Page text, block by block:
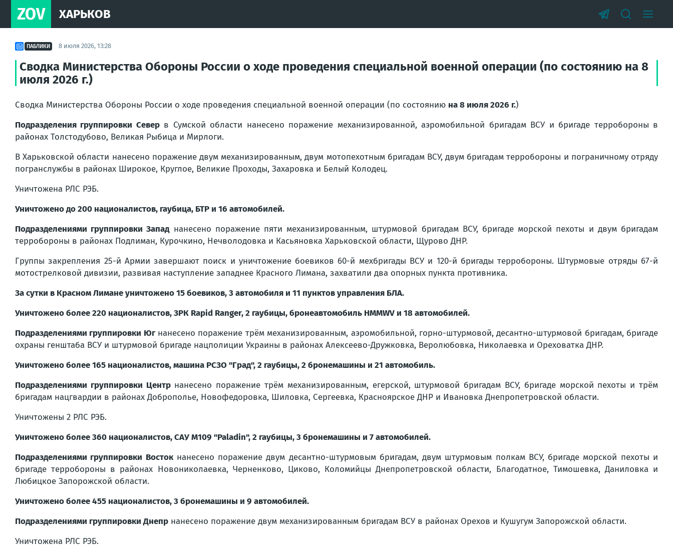
ZOV ХАРЬКОВ
ПАБЛИКИ 8 июля 2026, 13:28
Сводка Министерства Обороны России о ходе проведения специальной военной операции (по состоянию на 8
июля 2026 г.)
Сводка Министерства Обороны России о ходе проведения специальной военной операции (по состоянию на 8 июля 2026 г.)
Подразделения группировки Северв Сумской области нанесено поражение механизированной, аэромобильной бригадам ВСУ и бригаде терробороны в
районах Толстодубово, Великая Рыбица и Мирлоги.
В Харьковской области нанесено поражение двум механизированным, двум мотопехотным бригадам ВСУ, двум бригадам терробороны и пограничному отряду
погранслужбы в районах Широкое, Круглое, Великие Проходы, Захаровка и Белый Колодец.
Уничтожена РЛС РЭБ.
Уничтожено до 200 националистов, гаубица, БТР и 16 автомобилей.
Подразделениями группировки Западнанесено поражение пяти механизированным, штурмовой бригадам ВСУ, бригаде морской пехоты и двум бригадам
терробороны в районах Подлиман, Курочкино, Нечволодовка и Касьяновка Харьковской области, Щурово ДНР.
Группы закрепления 25-й Армии завершают поиск и уничтожение боевиков 60-й мехбригады ВСУ и 120-й бригады терробороны. Штурмовые отряды 67-й
мотострелковой дивизии, развивая наступление западнее Красного Лимана, захватили два опорных пункта противника.
За сутки в Красном Лимане уничтожено 15 боевиков, 3 автомобиля и 11 пунктов управления БЛА.
Уничтожено более 220 националистов, ЗРК Rapid Ranger, 2 гаубицы, бронеавтомобиль HMMWV и 18 автомобилей.
Подразделениями группировки Югнанесено поражение трём механизированным, аэромобильной, горно-штурмовой, десантно-штурмовой бригадам, бригаде
охраны генштаба ВСУ и штурмовой бригаде нацполиции Украины в районах Алексеево-Дружковка, Веролюбовка, Николаевка и Ореховатка ДНР.
Уничтожено более 165 националистов, машина РСЗО "Град", 2 гаубицы, 2 бронемашины и 21 автомобиль.
Подразделениями группировки Центрнанесено поражение трём механизированным, егерской, штурмовой бригадам ВСУ, бригаде морской пехоты и трём
бригадам нацгвардии в районах Доброполье, Новофедоровка, Шиловка, Сергеевка, Красноярское ДНР и Ивановка Днепропетровской области.
Уничтожены 2 РЛС РЭБ.
Уничтожено более 360 националистов, САУ M109 "Paladin", 2 гаубицы, 3 бронемашины и 7 автомобилей.
Подразделениями группировки Востокнанесено поражение двум десантно-штурмовым бригадам, двум штурмовым полкам ВСУ, бригаде морской пехоты и
бригаде терробороны в районах Новониколаевка, Черненково, Циково, Коломийцы Днепропетровской области, Благодатное, Тимошевка, Даниловка и
Любицкое Запорожской области.
Уничтожено более 455 националистов, 3 бронемашины и 9 автомобилей.
Подразделениями группировки Днепр нанесено поражение двум механизированным бригадам ВСУ в районах Орехов и Кушугум Запорожской области.
Уничтожена РЛС РЭБ.